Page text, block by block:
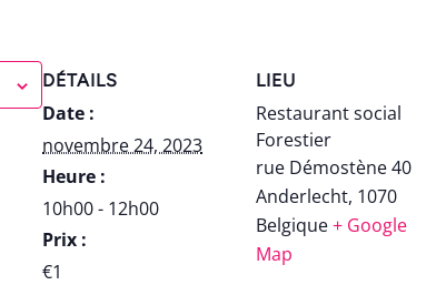
DÉTAILS
Date :
novembre 24, 2023
Heure :
10h00 - 12h00
Prix :
€1
LIEU
Restaurant social
Forestier
rue Démostène 40
Anderlecht, 1070
Belgique+ Google
Map